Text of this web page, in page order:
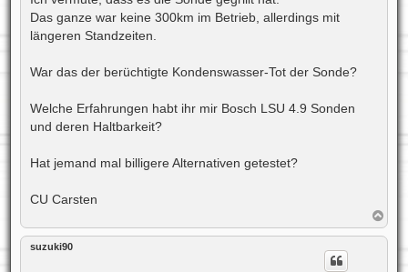
Das ganze war keine 300km im Betrieb, allerdings mit
längeren Standzeiten.
War das der berüchtigte Kondenswasser-Tot der Sonde?
Welche Erfahrungen habt ihr mir Bosch LSU 4.9 Sonden
und deren Haltbarkeit?
Hat jemand mal billigere Alternativen getestet?
CU Carsten
a
c
suzuki90